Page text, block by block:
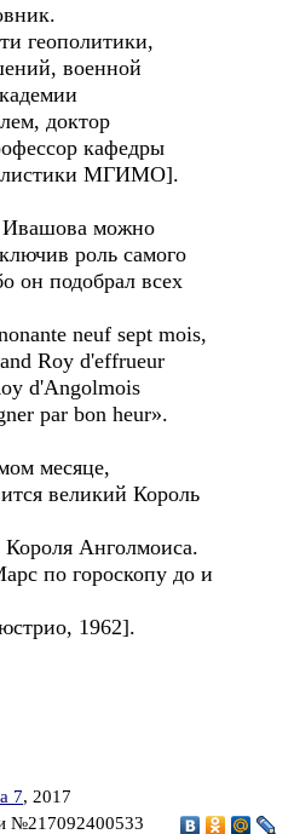
геополитики,
военной
доктор
кафедры
МГИМО].
можно
роль самого
он подобрал всех
neuf sept mois,
Roy d'effrueur
d'Angolmois
par bon heur».
месяце,
великий Король
Анголмоиса.
по гороскопу до и
1962].
7, 2017
№217092400533